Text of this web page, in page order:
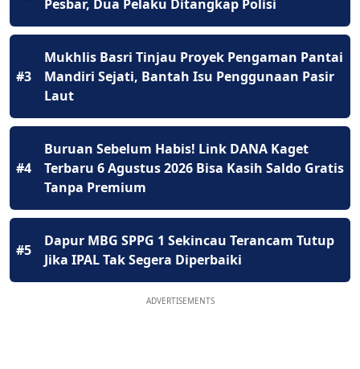
Pesbar, Dua Pelaku Ditangkap Polisi
#3
Mukhlis Basri Tinjau Proyek Pengaman Pantai
Mandiri Sejati, Bantah Isu Penggunaan Pasir
Laut
#4
Buruan Sebelum Habis! Link DANA Kaget
Terbaru 6 Agustus 2026 Bisa Kasih Saldo Gratis
Tanpa Premium
#5
Dapur MBG SPPG 1 Sekincau Terancam Tutup
Jika IPAL Tak Segera Diperbaiki
ADVERTISEMENTS